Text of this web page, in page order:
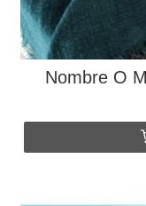
Nombre O